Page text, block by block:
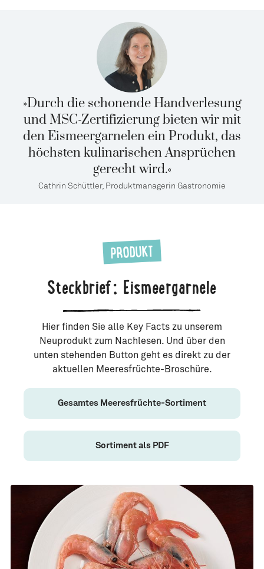
»Durch die schonende Handverlesung
und MSC-Zertifizierung bieten wir mit
den Eismeergarnelen ein Produkt, das
höchsten kulinarischen Ansprüchen
gerecht wird.«
Cathrin Schüttler, Produktmanagerin Gastronomie
PRODUKT
Steckbrief: Eismeergarnele
Hier finden Sie alle Key Facts zu unserem
Neuprodukt zum Nachlesen. Und über den
unten stehenden Button geht es direkt zu der
aktuellen Meeresfrüchte-Broschüre.
Gesamtes Meeresfrüchte-Sortiment
Sortiment als PDF